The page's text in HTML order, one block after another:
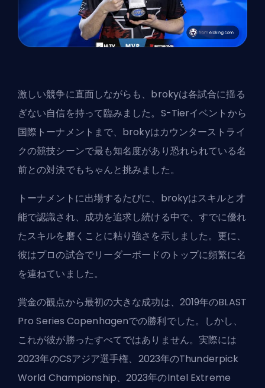
激しい競争に直面しながらも、brokyは各試合に揺る
ぎない自信を持って臨みました。S-Tierイベントから
国際トーナメントまで、brokyはカウンターストライ
クの競技シーンで最も知名度があり恐れられている名
前との対決でもちゃんと挑みました。
トーナメントに出場するたびに、brokyはスキルと才
能で認識され、成功を追求し続ける中で、すでに優れ
たスキルを磨くことに粘り強さを示しました。更に、
彼はプロの試合でリーダーボードのトップに頻繁に名
を連ねていました。
賞金の観点から最初の大きな成功は、 2019年のBLAST
Pro Series Copenhagenでの勝利でした。しかし、
これが彼が勝ったすべてではありません。実際には
2023年のCSアジア選手権、 2023年のThunderpick
World Championship、 2023年のIntel Extreme